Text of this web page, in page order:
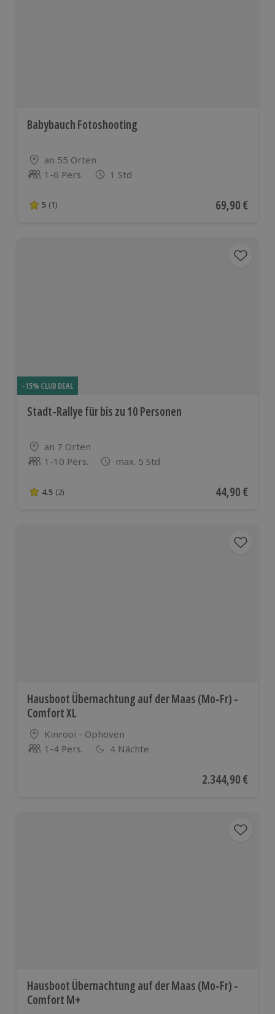
Babybauch Fotoshooting
Standort
an 55 Orten
Anzahl der Teilnehmer
1-6 Pers. 1 Std
5 von 5 Sternen basierend auf 1 Bewertungen
5 (1) Aktueller
69,90 €
-15% CLUB DEAL
Stadt-Rallye für bis zu 10 Personen
Standort
an 7 Orten
Anzahl der Teilnehmer
1-10 Pers. max. 5 Std
4.5 von 5 Sternen basierend auf 2 Bewertungen
4.5 (2) Aktueller
44,90 €
Hausboot Übernachtung auf der Maas (Mo-Fr) -
Comfort XL
Standort
Kinrooi - Ophoven
Anzahl der Teilnehmer
1-4 Pers. 4 Nächte
Aktueller Preis
2.344,90 €
Hausboot Übernachtung auf der Maas (Mo-Fr) -
Comfort M+